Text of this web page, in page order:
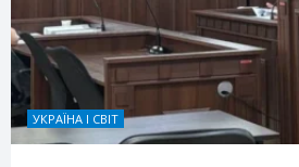
УКРАЇНА І СВІТ